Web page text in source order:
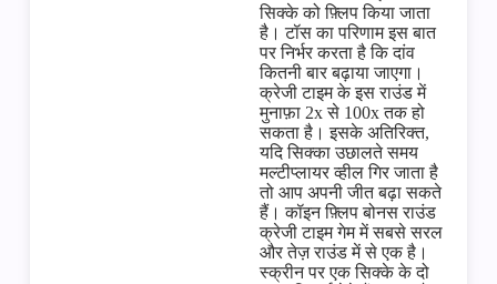
सिक्के को फ़्लिप किया जाता
है। टॉस का परिणाम इस बात
पर निर्भर करता है कि दांव
कितनी बार बढ़ाया जाएगा।
क्रेजी टाइम के इस राउंड में
मुनाफ़ा 2x से 100x तक हो
सकता है। इसके अतिरिक्त,
यदि सिक्का उछालते समय
मल्टीप्लायर व्हील गिर जाता है
तो आप अपनी जीत बढ़ा सकते
हैं। कॉइन फ़्लिप बोनस राउंड
क्रेजी टाइम गेम में सबसे सरल
और तेज़ राउंड में से एक है।
स्क्रीन पर एक सिक्के के दो